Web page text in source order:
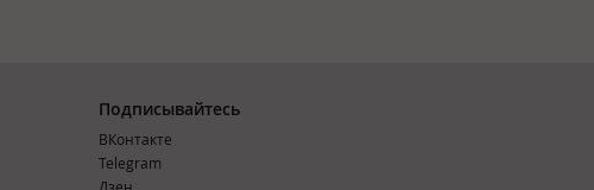
Подписывайтесь
ВКонтакте
Telegram
Дзен